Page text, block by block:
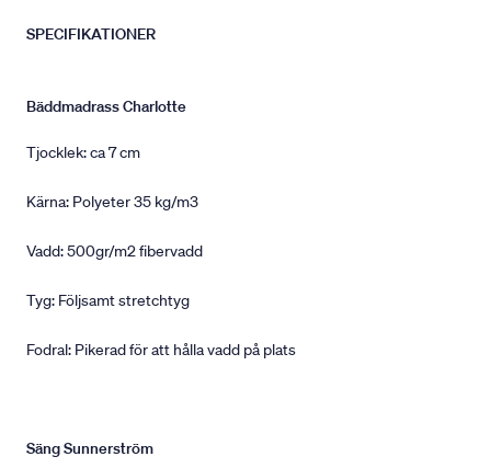
SPECIFIKATIONER
Bäddmadrass Charlotte
Tjocklek: ca 7 cm
Kärna: Polyeter 35 kg/m3
Vadd: 500gr/m2 fibervadd
Tyg: Följsamt stretchtyg
Fodral: Pikerad för att hålla vadd på plats
Säng Sunnerström